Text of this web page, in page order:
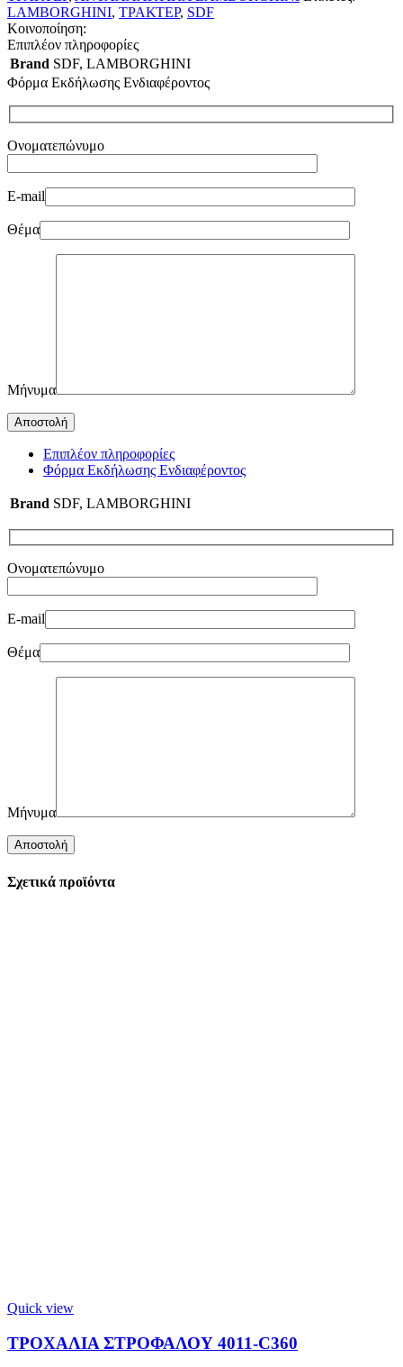
LAMBORGHINI, ΤΡΑΚΤΕΡ, SDF
Κοινοποίηση:
Επιπλέον πληροφορίες
Brand SDF, LAMBORGHINI
Φόρμα Εκδήλωσης Ενδιαφέροντος
Ονοματεπώνυμο
E-mail
Θέμα
Μήνυμα
Επιπλέον πληροφορίες
Φόρμα Εκδήλωσης Ενδιαφέροντος
Brand SDF, LAMBORGHINI
Ονοματεπώνυμο
E-mail
Θέμα
Μήνυμα
Σχετικά προϊόντα
Quick view
ΤΡΟΧΑΛΙΑ ΣΤΡΟΦΑΛΟΥ 4011-C360